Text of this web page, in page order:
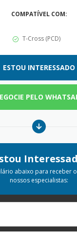
COMPATÍVEL COM:
T-Cross (PCD)
ESTOU INTERESSADO
PELO
abaixo para receber
nossos especialistas: